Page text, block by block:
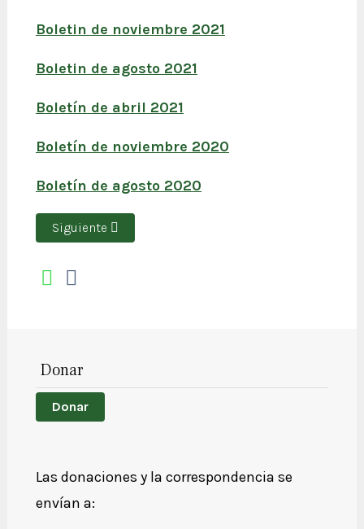
Boletin de noviembre 2021
Boletin de agosto 2021
Boletín de abril 2021
Boletín de noviembre 2020
Boletín de agosto 2020
Artículo siguiente: Reporte Anual
Siguiente
Donar
Donar
Las donaciones y la correspondencia se
envían a: